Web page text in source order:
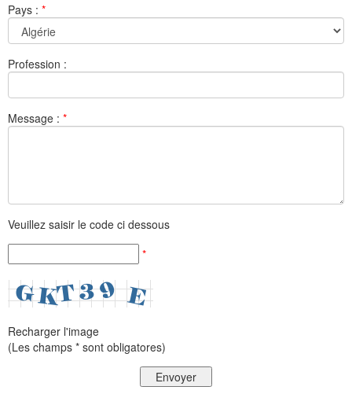
Pays : *
Profession :
Message : *
Veuillez saisir le code ci dessous
*
Recharger l'image
(Les champs * sont obligatores)